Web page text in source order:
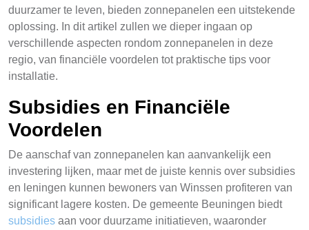
duurzamer te leven, bieden zonnepanelen een uitstekende
oplossing. In dit artikel zullen we dieper ingaan op
verschillende aspecten rondom zonnepanelen in deze
regio, van financiële voordelen tot praktische tips voor
installatie.
Subsidies en Financiële
Voordelen
De aanschaf van zonnepanelen kan aanvankelijk een
investering lijken, maar met de juiste kennis over subsidies
en leningen kunnen bewoners van Winssen profiteren van
significant lagere kosten. De gemeente Beuningen biedt
subsidies aan voor duurzame initiatieven, waaronder